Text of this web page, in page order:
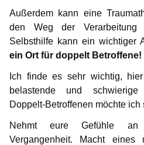
Außerdem kann eine
den Weg der
Selbsthilfe kann ein wichtiger
ein Ort für doppelt Betroffene!
Ich finde es sehr wichtig,
belastende und schwierige
Doppelt-Betroffenen möchte ich
Nehmt eure Gefühle
Vergangenheit. Macht